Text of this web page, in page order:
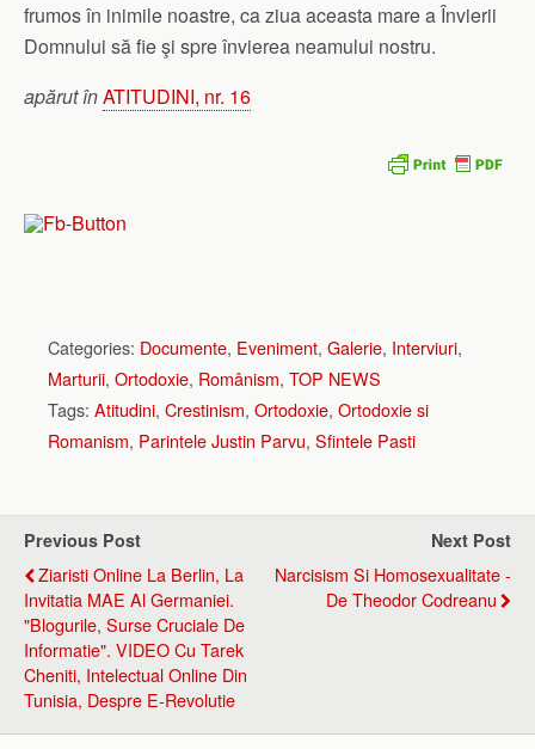
frumos în inimile noastre, ca ziua aceasta mare a Învierii
Domnului să fie şi spre învierea neamului nostru.
apărut înATITUDINI, nr. 16
Categories: Documente, Eveniment, Galerie, Interviuri,
Marturii, Ortodoxie, Românism, TOP NEWS
Tags: Atitudini, Crestinism, Ortodoxie, Ortodoxie si
Romanism, Parintele Justin Parvu, Sfintele Pasti
Previous Post
Ziaristi Online La Berlin, La
Invitatia MAE Al Germaniei.
"Blogurile, Surse Cruciale De
Informatie". VIDEO Cu Tarek
Cheniti, Intelectual Online Din
Tunisia, Despre E-Revolutie
Next Post
Narcisism Si Homosexualitate -
De Theodor Codreanu